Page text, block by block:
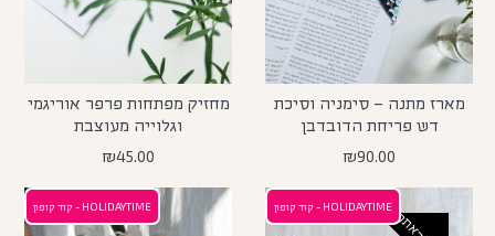
מארז מתנה – סימניה וסיכת
דש פריחת הדובדבן
₪90.00
מחזיק מפתחות פרפר אוריגמי
וגלוייה מעוצבת
₪45.00
HOLIDAYTIME - קוד קופון HOLIDAYTIME - קוד קופון